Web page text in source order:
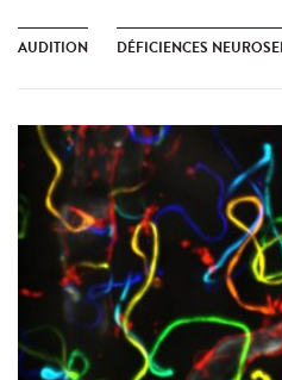
AUDITION DÉFICIENCES